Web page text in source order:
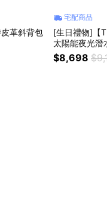
革斜背包
宅配商品
[生日禮物]【
太陽能夜光潛
$8,698